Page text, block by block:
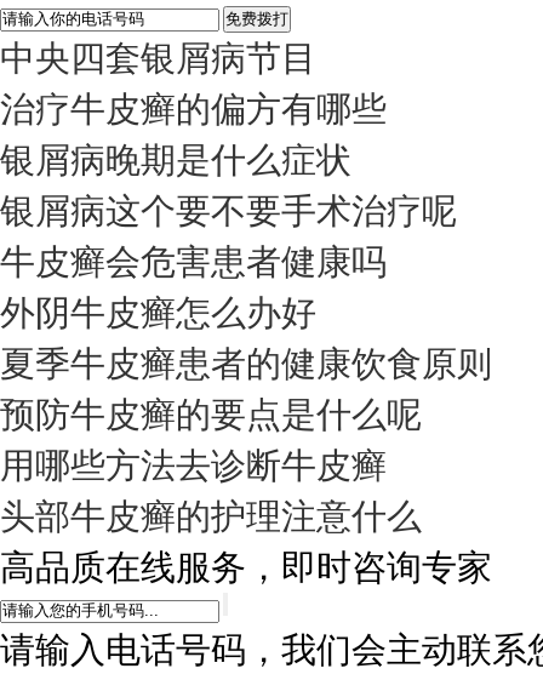
中央四套银屑病节目
治疗牛皮癣的偏方有哪些
银屑病晚期是什么症状
银屑病这个要不要手术治疗呢
牛皮癣会危害患者健康吗
外阴牛皮癣怎么办好
夏季牛皮癣患者的健康饮食原则
预防牛皮癣的要点是什么呢
用哪些方法去诊断牛皮癣
头部牛皮癣的护理注意什么
高品质在线服务，即时咨询专家
请输入电话号码，我们会主动联系